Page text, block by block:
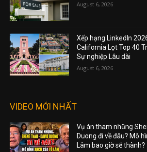
August 6, 2026
Xếp hạng LinkedIn
California Lọt Top 40
Sự nghiệp Lâu dài
August 6, 2026
VIDEO MỚI NHẤT
Vụ án tham nhũng
Duong đi về đâu? Mô
Lâm bao giờ sẽ thành?